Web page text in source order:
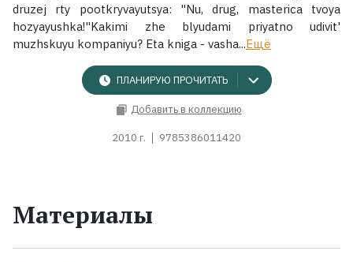
druzej rty pootkryvayutsya: "Nu, drug, masterica tvoya
hozyayushka!"Kakimi zhe blyudami priyatno udivit'
muzhskuyu kompaniyu? Eta kniga - vasha...Ещё
ПЛАНИРУЮ ПРОЧИТАТЬ
Добавить в коллекцию
2010 г. 9785386011420
Материалы